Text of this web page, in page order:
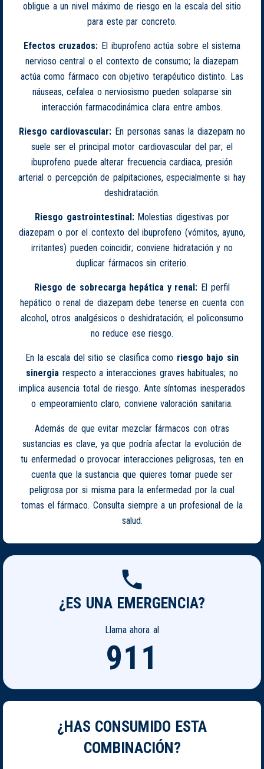
obligue a un nivel máximo de riesgo en la escala del sitio
para este par concreto.
Efectos cruzados: El ibuprofeno actúa sobre el sistema
nervioso central o el contexto de consumo; la diazepam
actúa como fármaco con objetivo terapéutico distinto. Las
náuseas, cefalea o nerviosismo pueden solaparse sin
interacción farmacodinámica clara entre ambos.
Riesgo cardiovascular: En personas sanas la diazepam no
suele ser el principal motor cardiovascular del par; el
ibuprofeno puede alterar frecuencia cardiaca, presión
arterial o percepción de palpitaciones, especialmente si hay
deshidratación.
Riesgo gastrointestinal:Molestias digestivas por
diazepam o por el contexto del ibuprofeno (vómitos, ayuno,
irritantes) pueden coincidir; conviene hidratación y no
duplicar fármacos sin criterio.
Riesgo de sobrecarga hepática y renal: El perfil
hepático o renal de diazepam debe tenerse en cuenta con
alcohol, otros analgésicos o deshidratación; el policonsumo
no reduce ese riesgo.
En la escala del sitio se clasifica como riesgo bajo sin
sinergia respecto a interacciones graves habituales; no
implica ausencia total de riesgo. Ante síntomas inesperados
o empeoramiento claro, conviene valoración sanitaria.
Además de que evitar mezclar fármacos con otras
sustancias es clave, ya que podría afectar la evolución de
tu enfermedad o provocar interacciones peligrosas, ten en
cuenta que la sustancia que quieres tomar puede ser
peligrosa por si misma para la enfermedad por la cual
tomas el fármaco. Consulta siempre a un profesional de la
salud.
¿ES UNA EMERGENCIA?
Llama ahora al
911
¿HAS CONSUMIDO ESTA
COMBINACIÓN?